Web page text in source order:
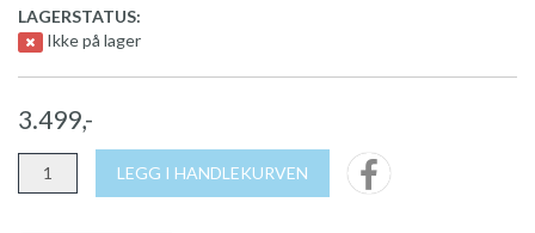
LAGERSTATUS:
Ikke på lager
3.499,-
LEGG I HANDLEKURVEN